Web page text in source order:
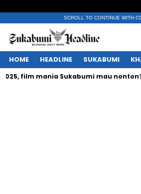
SCROLL TO CONTINUE WITH
HOME HEADLINE SUKABUMI
mania Sukabumi mau nonton?